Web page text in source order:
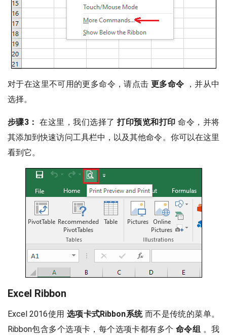
对于在这里不可用的更多命令，请点击 更多命令 ，并从中
选择。
步骤3： 在这里，我们选择了打印预览和打印 命令，并将
其添加到快速访问工具栏中，以及其他命令。你可以在这里
看到它。
Excel Ribbon
Excel 2016使用 选项卡式Ribbon系统而不是传统的菜单。
Ribbon包含多个选项卡，每个选项卡都有多个 命令组 。我